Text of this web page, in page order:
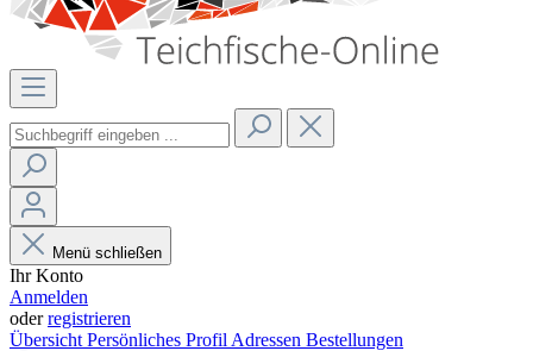
Menü schließen
Ihr Konto
Anmelden
oderregistrieren
Übersicht Persönliches Profil Adressen Bestellungen